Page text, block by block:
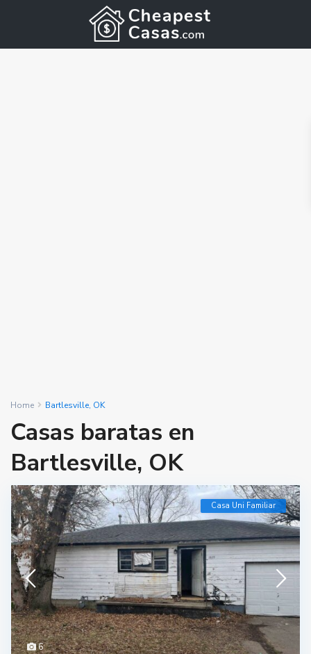
Home Bartlesville, OK
Casas baratas en
Bartlesville, OK
6
Casa Uni Familiar